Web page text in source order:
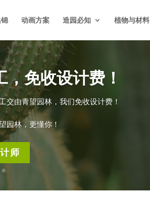
动画方案 造园必知 植物与材料
免收设计费！
交由青望园林，我们免收设计费！
林，更懂你！
师